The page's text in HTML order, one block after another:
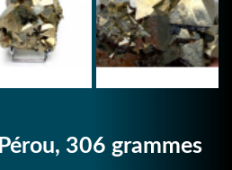
306 grammes